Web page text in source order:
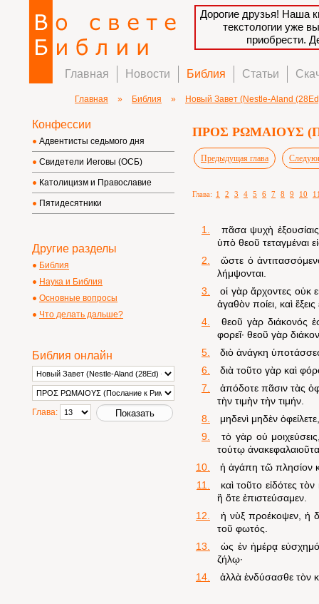
Дорогие друзья! Наша
текстологии уже
приобрести.
Главная Новости Библия Статьи
Главная » Библия » Новый Завет (Nestle-Aland
ΠΡΟΣ ΡΩΜΑΙΟΥΣ
Предыдущая глава
Глава: 1 2 3 4 5 6 7 8 9 10
1.
πᾶσα ψυχὴ
ὑπὸ θεοῦ τεταγμέναι
2.
ὥστε ὁ
λήμψονται.
3.
οἱ γὰρ ἄρχοντες οὐκ
ἀγαθὸν ποίει, καὶ
4.
θεοῦ γὰρ διάκονός
φορεῖ· θεοῦ γὰρ
5.
διὸ ἀνάγκη
6.
διὰ τοῦτο γὰρ καὶ
7.
ἀπόδοτε πᾶσιν τὰς
τὴν τιμὴν τὴν τιμήν.
8.
μηδενὶ μηδὲν
9.
τὸ γὰρ οὐ
τούτῳ
10.
ἡ ἀγάπη τῶ πλησίον
11.
καὶ τοῦτο εἰδότες
ἢ ὅτε ἐπιστεύσαμεν.
12.
ἡ νὺξ προέκοψεν, ἡ
τοῦ φωτός.
13.
ὡς ἐν ἡμέρᾳ
ζήλῳ·
14.
ἀλλὰ ἐνδύσασθε τὸν
Конфессии
Адвентисты седьмого дня
Свидетели Иеговы (ОСБ)
Католицизм и Православие
Пятидесятники
Другие разделы
Библия
Наука и Библия
Основные вопросы
Что делать дальше?
Библия онлайн
Глава: